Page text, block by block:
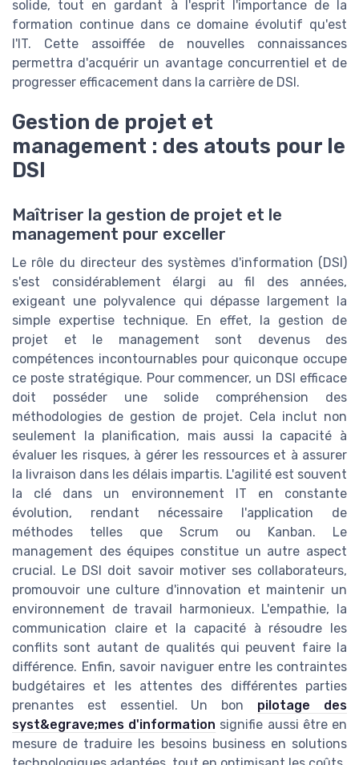
solide, tout en gardant à l'esprit l'importance de la
formation continue dans ce domaine évolutif qu'est
l'IT. Cette assoiffée de nouvelles connaissances
permettra d'acquérir un avantage concurrentiel et de
progresser efficacement dans la carrière de DSI.
Gestion de projet et
management : des atouts pour le
DSI
Maîtriser la gestion de projet et le
management pour exceller
Le rôle du directeur des systèmes d'information (DSI)
s'est considérablement élargi au fil des années,
exigeant une polyvalence qui dépasse largement la
simple expertise technique. En effet, la gestion de
projet et le management sont devenus des
compétences incontournables pour quiconque occupe
ce poste stratégique. Pour commencer, un DSI efficace
doit posséder une solide compréhension des
méthodologies de gestion de projet. Cela inclut non
seulement la planification, mais aussi la capacité à
évaluer les risques, à gérer les ressources et à assurer
la livraison dans les délais impartis. L'agilité est souvent
la clé dans un environnement IT en constante
évolution, rendant nécessaire l'application de
méthodes telles que Scrum ou Kanban. Le
management des équipes constitue un autre aspect
crucial. Le DSI doit savoir motiver ses collaborateurs,
promouvoir une culture d'innovation et maintenir un
environnement de travail harmonieux. L'empathie, la
communication claire et la capacité à résoudre les
conflits sont autant de qualités qui peuvent faire la
différence. Enfin, savoir naviguer entre les contraintes
budgétaires et les attentes des différentes parties
prenantes est essentiel. Un bon pilotage des
syst&egrave;mes d'information signifie aussi être en
mesure de traduire les besoins business en solutions